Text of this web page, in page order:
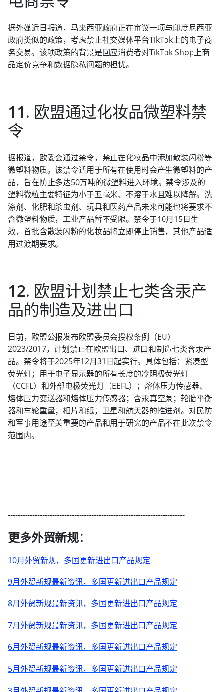
据外媒近日报道，马来西亚政府正在审议一项与印度尼西亚
政府类似的政策，考虑禁止社交媒体平台TikTok上的电子商
务交易。该项政策的背景是回应消费者对TikTok Shop上商
品定价竞争和数据隐私问题的担忧。
11. 欧盟通过化妆品微塑料禁
令
据报道，欧委会通过禁令，禁止在化妆品中添加散装闪粉等
微塑料物质。该禁令适用于所有在使用时会产生微塑料的产
品，旨在防止多达50万吨的微塑料进入环境。禁令涉及的
塑料微粒主要特征为小于五毫米、不溶于水且难以降解。洗
涤剂、化肥和杀虫剂、玩具和医药产品未来可能也将要求不
含微塑料物质，工业产品暂不受限。禁令于10月15日生
效，首批含散装闪粉的化妆品将立即停止销售，其他产品适
用过渡期要求。
12. 欧盟计划禁止七类含汞产
品的制造及进出口
日前，欧盟公报发布欧盟委员会授权条例（EU）
2023/2017，计划禁止在欧盟出口、进口和制造七类含汞产
品。禁令将于2025年12月31日起实行。具体包括：紧凑型
荧光灯；用于电子显示器的所有长度的冷阴极荧光灯
（CCFL）和外部电极荧光灯（EEFL）；熔体压力传感器、
熔体压力变送器和熔体压力传感器；含汞真空泵；轮胎平衡
器和车轮重量；相片和纸；卫星和航天器的推进剂。对民防
和军事用途至关重要的产品和用于研究的产品不在此次禁令
范围内。
------------------------------------------------------------------------
更多外贸新规：
10月外贸新规，多国更新进出口产品规定
9月外贸新规最新资讯，多国更新进出口产品规定
8月外贸新规最新资讯，多国更新进出口产品规定
7月外贸新规最新资讯，多国更新进出口产品规定
6月外贸新规最新资讯，多国更新进出口产品规定
5月外贸新规最新资讯，多国更新进出口产品规定